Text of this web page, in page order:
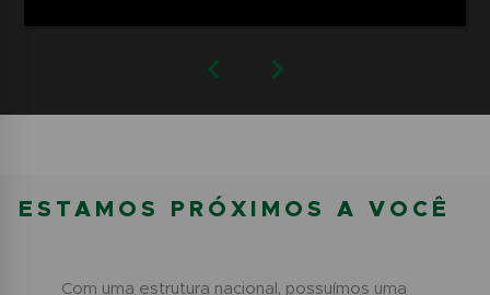
ESTAMOS PRÓXIMOS A VOCÊ
Com uma estrutura nacional, possuímos uma